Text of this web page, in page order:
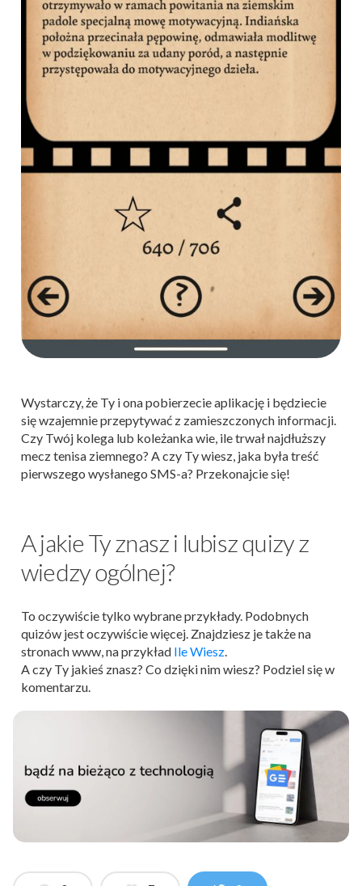
Wystarczy, że Ty i ona pobierzecie aplikację i będziecie
się wzajemnie przepytywać z zamieszczonych informacji.
Czy Twój kolega lub koleżanka wie, ile trwał najdłuższy
mecz tenisa ziemnego? A czy Ty wiesz, jaka była treść
pierwszego wysłanego SMS-a? Przekonajcie się!
A jakie Ty znasz i lubisz quizy z
wiedzy ogólnej?
To oczywiście tylko wybrane przykłady. Podobnych
quizów jest oczywiście więcej. Znajdziesz je także na
stronach www, na przykład Ile Wiesz.
A czy Ty jakieś znasz? Co dzięki nim wiesz? Podziel się w
komentarzu.